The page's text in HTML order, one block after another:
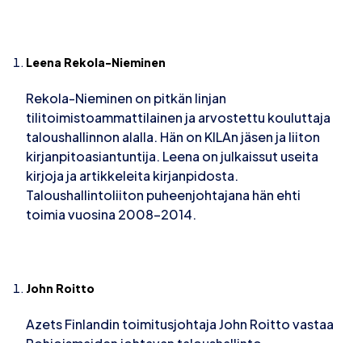
Leena Rekola-Nieminen
Rekola-Nieminen on pitkän linjan
tilitoimistoammattilainen ja arvostettu kouluttaja
taloushallinnon alalla. Hän on KILAn jäsen ja liiton
kirjanpitoasiantuntija. Leena on julkaissut useita
kirjoja ja artikkeleita kirjanpidosta.
Taloushallintoliiton puheenjohtajana hän ehti
toimia vuosina 2008–2014.
John Roitto
Azets Finlandin toimitusjohtaja John Roitto vastaa